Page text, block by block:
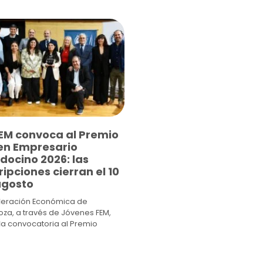
convoca al Premio
Empresario
2026: las
cierran el 10
Económica de
a través de Jóvenes FEM,
convocatoria al Premio